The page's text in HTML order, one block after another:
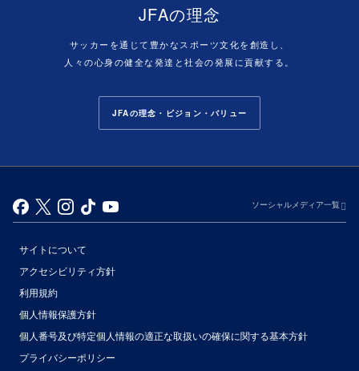
JFAの理念
サッカーを通じて豊かなスポーツ文化を創造し、
人々の心身の健全な発達と社会の発展に貢献する。
JFAの理念・ビジョン・バリュー
ソーシャルメディア一覧
サイトについて
アクセシビリティ方針
利用規約
個人情報保護方針
個人番号及び特定個人情報の適正な取扱いの確保に関する基本方針
プライバシーポリシー